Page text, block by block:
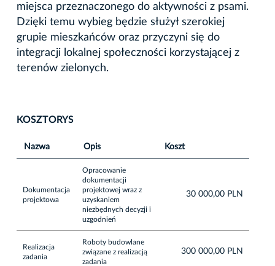
miejsca przeznaczonego do aktywności z psami.
Dzięki temu wybieg będzie służył szerokiej
grupie mieszkańców oraz przyczyni się do
integracji lokalnej społeczności korzystającej z
terenów zielonych.
KOSZTORYS
Nazwa Opis Koszt
Dokumentacja
projektowa
Opracowanie
dokumentacji
projektowej wraz z
uzyskaniem
niezbędnych decyzji i
uzgodnień
30 000,00 PLN
Realizacja
zadania
Roboty budowlane
związane z realizacją
zadania
300 000,00 PLN